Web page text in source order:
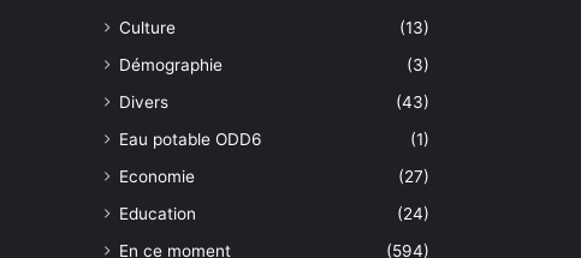
Culture
(13)
Démographie
(3)
Divers
(43)
Eau potable ODD6
(1)
Economie
(27)
Education
(24)
En ce moment
(594)